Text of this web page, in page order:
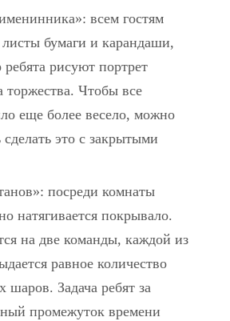
всем гостям
листы бумаги и карандаши,
ребята рисуют портрет
торжества. Чтобы все
еще более весело, можно
сделать это с закрытыми
посреди комнаты
натягивается покрывало.
на две команды, каждой из
равное количество
шаров. Задача ребят за
промежуток времени